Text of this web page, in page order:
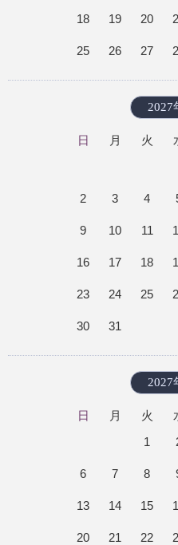
18 19 20
25 26 27
2027
日 月 火
2 3 4
9 10 11
16 17 18
23 24 25
30 31
2027
日 月 火
1
6 7 8
13 14 15
20 21 22